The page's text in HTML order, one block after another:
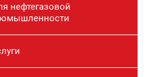
нефтегазовой